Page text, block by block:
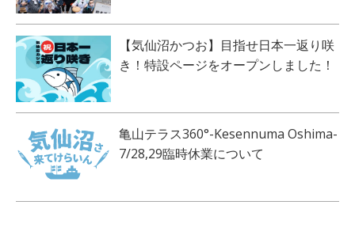
【気仙沼かつお】目指せ日本一返り咲
き！特設ページをオープンしました！
亀山テラス360°-Kesennuma Oshima-
7/28,29臨時休業について